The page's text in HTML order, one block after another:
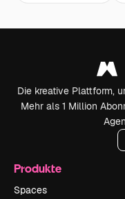
Die kreative Plattform,
Mehr als 1 Million
Produkte
Spaces